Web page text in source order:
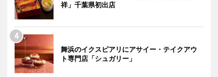
祥」千葉県初出店
舞浜のイクスピアリにアサイー・テイクアウ
ト専門店「シュガリー」